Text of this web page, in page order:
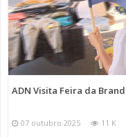
ADN Visita Feira da
07 outubro 2025 11 K